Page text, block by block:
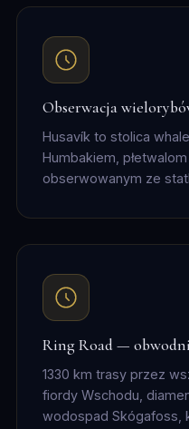
Obserwacja
Husavík to stolica
Humbakiem,
obserwowanym ze
Ring Road —
1330 km trasy przez
fiordy Wschodu,
wodospad Skógafoss,